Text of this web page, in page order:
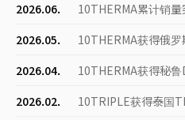
2026.06.
10THERMA累计销
2026.05.
10THERMA获得俄
2026.04.
10THERMA获得秘鲁
2026.02.
10TRIPLE获得泰国